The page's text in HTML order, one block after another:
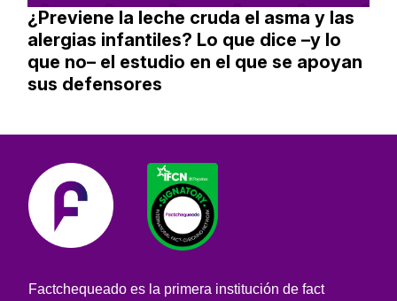
¿Previene la leche cruda el asma y las
alergias infantiles? Lo que dice –y lo
que no– el estudio en el que se apoyan
sus defensores
Factchequeado es la primera institución de fact